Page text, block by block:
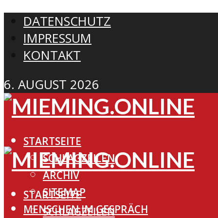
DATENSCHUTZ
IMPRESSUM
KONTAKT
6. AUGUST 2026
STARTSEITE
SCHLAGZEILEN
ARCHIV
SITEMAP
MENSCHEN IM GESPRÄCH
STARTSEITE
SCHLAGZEILEN